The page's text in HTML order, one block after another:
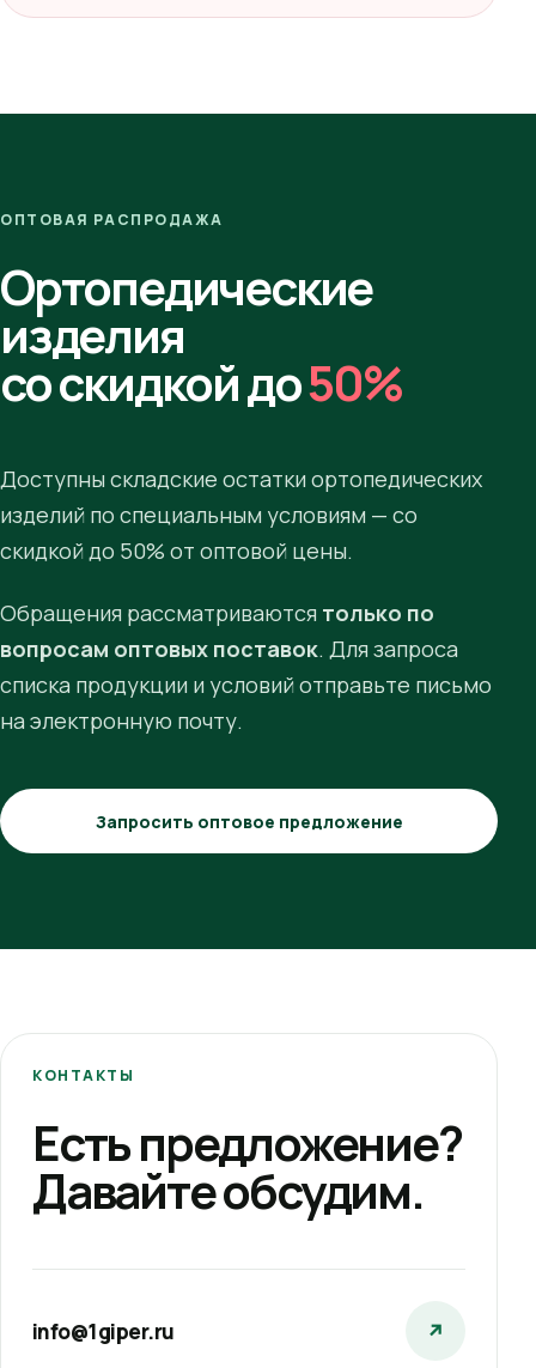
ОПТОВАЯ РАСПРОДАЖА
Ортопедические
изделия
со скидкой до50%
Доступны складские остатки ортопедических
изделий по специальным условиям — со
скидкой до 50% от оптовой цены.
Обращения рассматриваются только по
вопросам оптовых поставок. Для запроса
списка продукции и условий отправьте письмо
на электронную почту.
Запросить оптовое предложение
КОНТАКТЫ
Есть предложение?
Давайте обсудим.
info@1giper.ru ↗